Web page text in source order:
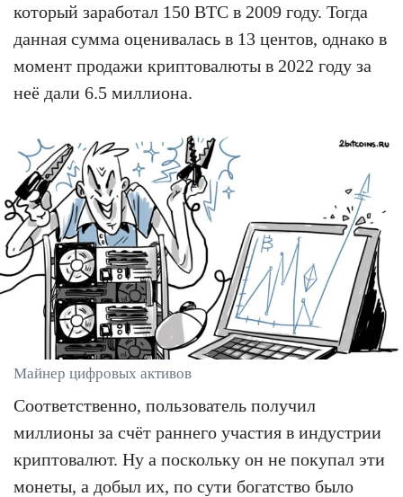
который заработал 150 BTC в 2009 году. Тогда
данная сумма оценивалась в 13 центов, однако в
момент продажи криптовалюты в 2022 году за
неё дали 6.5 миллиона.
Майнер цифровых активов
Соответственно, пользователь получил
миллионы за счёт раннего участия в индустрии
криптовалют. Ну а поскольку он не покупал эти
монеты, а добыл их, по сути богатство было